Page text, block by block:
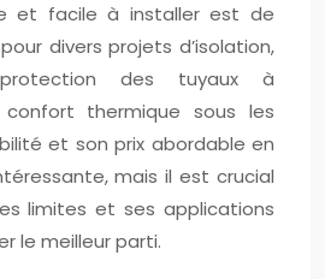
et facile à installer est de
divers projets d’isolation,
des tuyaux à
confort thermique sous les
et son prix abordable en
mais il est crucial
limites et ses applications
le meilleur parti.